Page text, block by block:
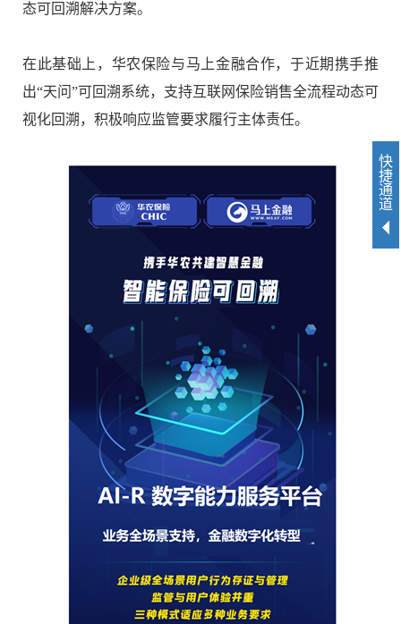
态可回溯解决方案。
在此基础上，华农保险与马上金融合作，于近期携手推
出“天问”可回溯系统，支持互联网保险销售全流程动态可
视化回溯，积极响应监管要求履行主体责任。
快
捷
通
道